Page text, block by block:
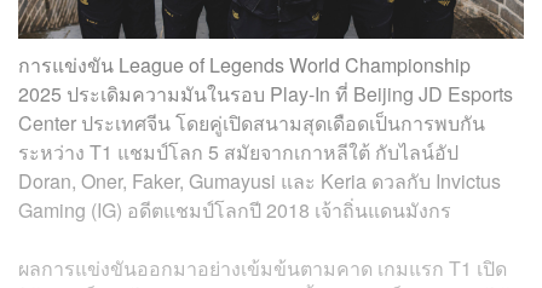
การแข่งขัน League of Legends World Championship
2025 ประเดิมความมันในรอบ Play-In ที่ Beijing JD Esports
Center ประเทศจีน โดยคู่เปิดสนามสุดเดือดเป็นการพบกัน
ระหว่าง T1 แชมป์โลก 5 สมัยจากเกาหลีใต้ กับไลน์อัป
Doran, Oner, Faker, Gumayusi และ Keria ดวลกับ Invictus
Gaming (IG) อดีตแชมป์โลกปี 2018 เจ้าถิ่นแดนมังกร
ผลการแข่งขันออกมาอย่างเข้มข้นตามคาด เกมแรก T1 เปิด